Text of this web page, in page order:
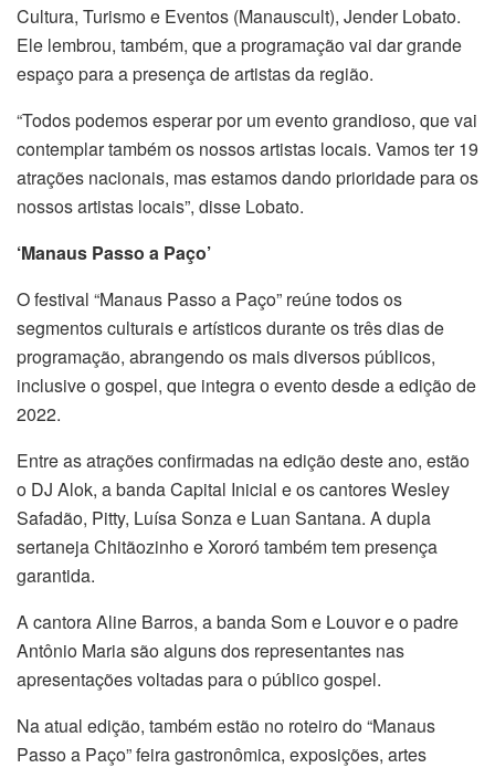
Cultura, Turismo e Eventos (Manauscult), Jender Lobato.
Ele lembrou, também, que a programação vai dar grande
espaço para a presença de artistas da região.
“Todos podemos esperar por um evento grandioso, que vai
contemplar também os nossos artistas locais. Vamos ter 19
atrações nacionais, mas estamos dando prioridade para os
nossos artistas locais”, disse Lobato.
‘Manaus Passo a Paço’
O festival “Manaus Passo a Paço” reúne todos os
segmentos culturais e artísticos durante os três dias de
programação, abrangendo os mais diversos públicos,
inclusive o gospel, que integra o evento desde a edição de
2022.
Entre as atrações confirmadas na edição deste ano, estão
o DJ Alok, a banda Capital Inicial e os cantores Wesley
Safadão, Pitty, Luísa Sonza e Luan Santana. A dupla
sertaneja Chitãozinho e Xororó também tem presença
garantida.
A cantora Aline Barros, a banda Som e Louvor e o padre
Antônio Maria são alguns dos representantes nas
apresentações voltadas para o público gospel.
Na atual edição, também estão no roteiro do “Manaus
Passo a Paço” feira gastronômica, exposições, artes